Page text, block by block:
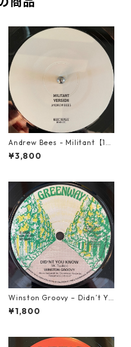
Andrew Bees ‎- Militant【12-
50066】
¥3,800
Winston Groovy – Didn’t Yo
u Know【7-21811】
¥1,800